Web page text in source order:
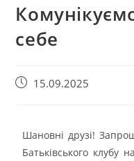
себе
15.09.2025
Шановні друзі!
Батьківського клубу